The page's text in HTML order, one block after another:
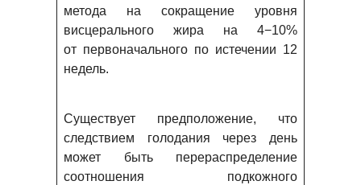
метода на сокращение уровня
висцерального жира на 4−10%
от первоначального по истечении 12
недель.
Существует предположение, что
следствием голодания через день
может быть перераспределение
соотношения подкожного